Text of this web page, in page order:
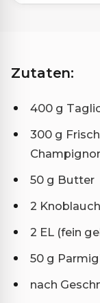
Zutaten:
400 g
300 g
50 g Butter
2
2 EL (fein
50 g
nach